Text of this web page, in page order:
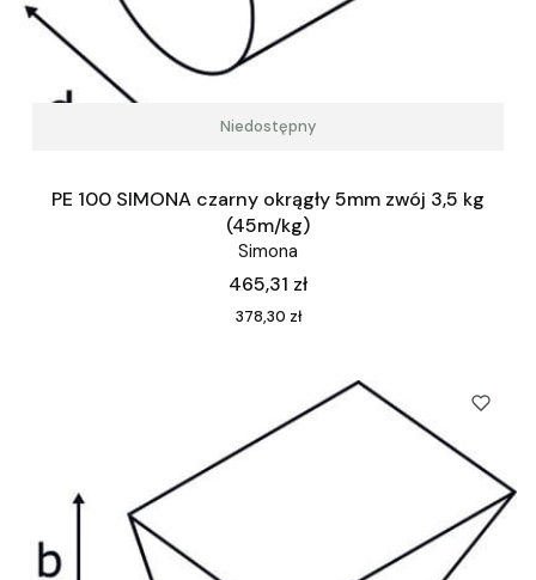
Niedostępny
PE 100 SIMONA czarny okrągły 5mm zwój 3,5 kg
(45m/kg)
Simona
Cena
465,31 zł
Cena
378,30 zł